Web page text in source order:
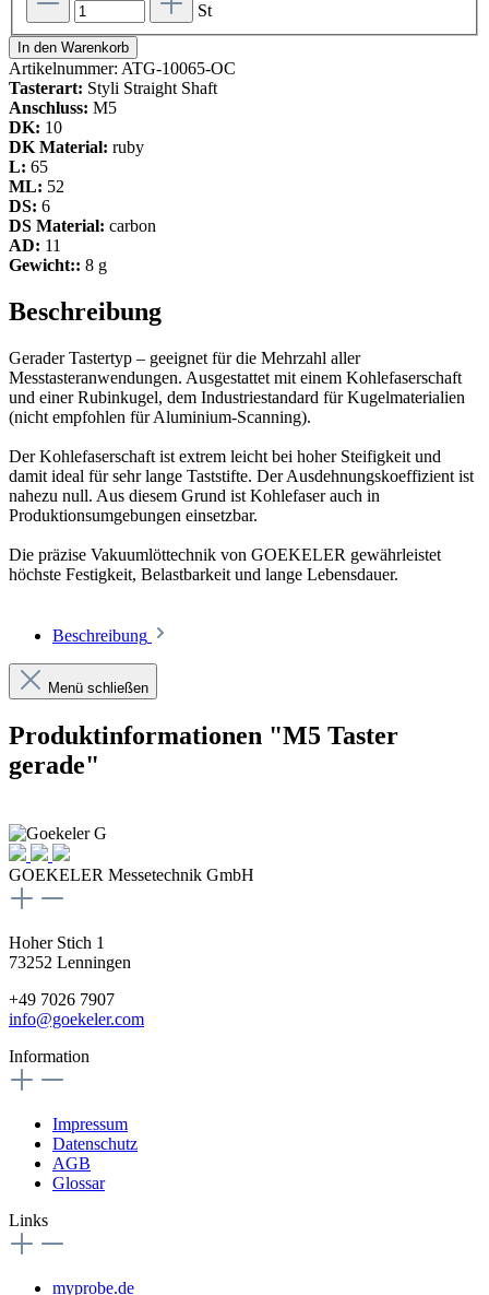
St
In den Warenkorb
Artikelnummer: ATG-10065-OC
Tasterart: Styli Straight Shaft
Anschluss: M5
DK: 10
DK Material: ruby
L: 65
ML: 52
DS: 6
DS Material: carbon
AD: 11
Gewicht:: 8 g
Beschreibung
Gerader Tastertyp – geeignet für die Mehrzahl aller
Messtasteranwendungen. Ausgestattet mit einem Kohlefaserschaft
und einer Rubinkugel, dem Industriestandard für Kugelmaterialien
(nicht empfohlen für Aluminium-Scanning).
Der Kohlefaserschaft ist extrem leicht bei hoher Steifigkeit und
damit ideal für sehr lange Taststifte. Der Ausdehnungskoeffizient ist
nahezu null. Aus diesem Grund ist Kohlefaser auch in
Produktionsumgebungen einsetzbar.
Die präzise Vakuumlöttechnik von GOEKELER gewährleistet
höchste Festigkeit, Belastbarkeit und lange Lebensdauer.
Beschreibung
Menü schließen
Produktinformationen "M5 Taster
gerade"
GOEKELER Messetechnik GmbH
Hoher Stich 1
73252 Lenningen
+49 7026 7907
info@goekeler.com
Information
Impressum
Datenschutz
AGB
Glossar
Links
myprobe.de